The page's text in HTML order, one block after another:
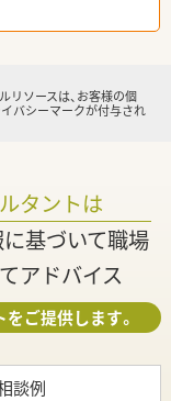
リソースは、お客様の個
バシーマークが付与され
タントは
基づいて職場
アドバイス
ご提供します。
談例